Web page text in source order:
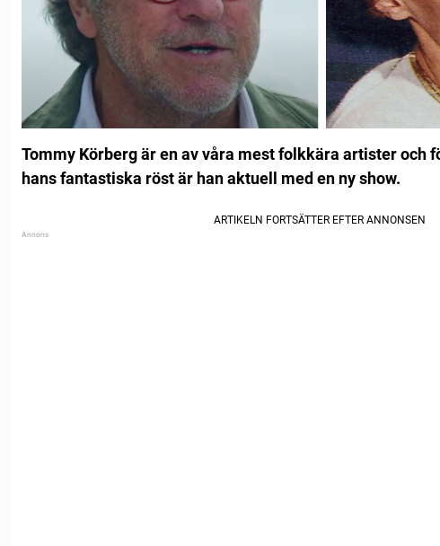
Tommy Körberg är en av våra mest folkkära artister och
hans fantastiska röst är han aktuell med en ny show.